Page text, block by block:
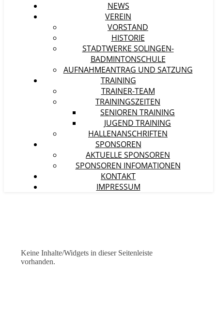
NEWS
VEREIN
VORSTAND
HISTORIE
STADTWERKE SOLINGEN-
BADMINTONSCHULE
AUFNAHMEANTRAG UND SATZUNG
TRAINING
TRAINER-TEAM
TRAININGSZEITEN
SENIOREN TRAINING
JUGEND TRAINING
HALLENANSCHRIFTEN
SPONSOREN
AKTUELLE SPONSOREN
SPONSOREN INFOMATIONEN
KONTAKT
IMPRESSUM
Keine Inhalte/Widgets in dieser Seitenleiste
vorhanden.